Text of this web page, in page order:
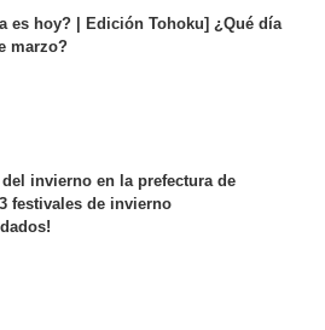
es hoy? | Edición Tohoku] ¿Qué día
marzo?
del invierno en la prefectura de
festivales de invierno